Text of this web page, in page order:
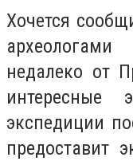
Хочется
недалеко от
интересные
экспедиции
предоставит